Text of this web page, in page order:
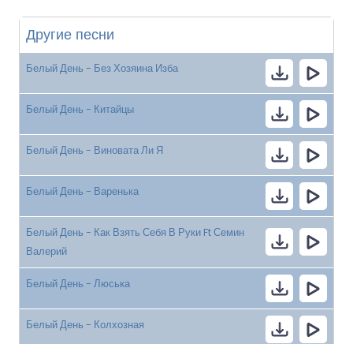
Другие песни
Белый День - Без Хозяина Изба
Белый День - Китайцы
Белый День - Виновата Ли Я
Белый День - Варенька
Белый День - Как Взять Себя В Руки Ft Семин
Валерий
Белый День - Люська
Белый День - Колхозная